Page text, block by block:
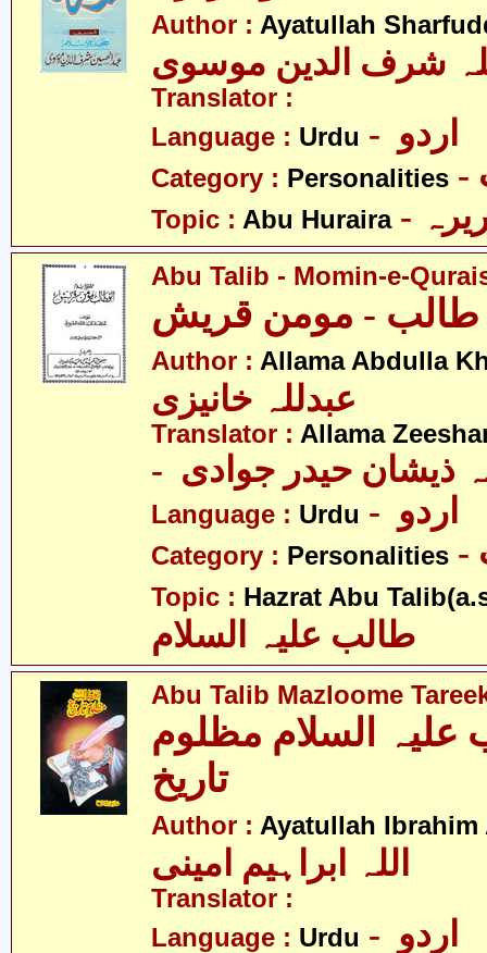
Author : Ayatullah
شرف الدین موسوی
Translator :
Language : Urdu
Category : Personalities
Topic : Abu Huraira
Abu Talib - Momin-e-
Author : Allama Abdulla
Translator : Allama
ذیشان حیدر جوادی
Language : Urdu
Category : Personalities
Topic : Hazrat Abu
طالب علیہ السلام
Abu Talib Mazloome
علیہ السلام مظلوم
تاریخ
Author : Ayatullah Ibrahim
اللہ ابراہیم امینی
Translator :
Language : Urdu